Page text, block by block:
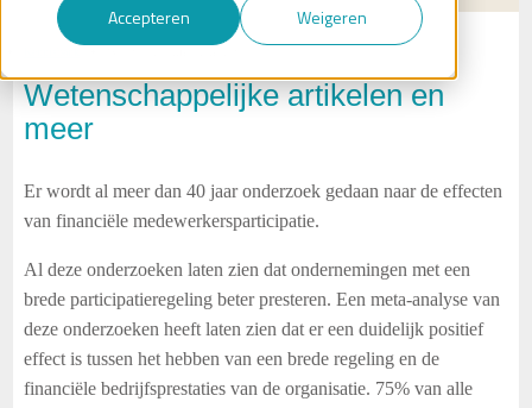
Accepteren
Weigeren
Wetenschappelijke artikelen en
meer
Er wordt al meer dan 40 jaar onderzoek gedaan naar de effecten
van financiële medewerkersparticipatie.
Al deze onderzoeken laten zien dat ondernemingen met een
brede participatieregeling beter presteren. Een meta-analyse van
deze onderzoeken heeft laten zien dat er een duidelijk positief
effect is tussen het hebben van een brede regeling en de
financiële bedrijfsprestaties van de organisatie. 75% van alle